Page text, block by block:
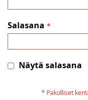
Salasana
Näytä salasana